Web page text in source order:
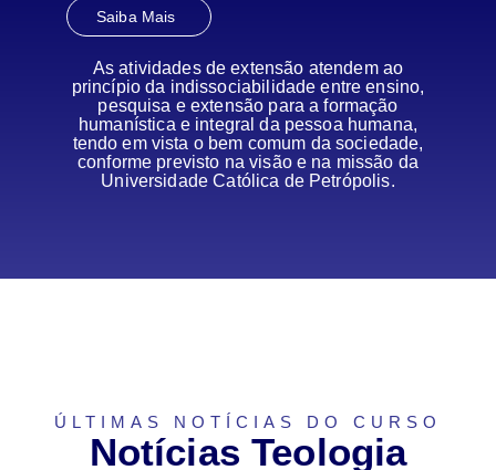
Saiba Mais
As atividades de extensão atendem ao
princípio da indissociabilidade entre ensino,
pesquisa e extensão para a formação
humanística e integral da pessoa humana,
tendo em vista o bem comum da sociedade,
conforme previsto na visão e na missão da
Universidade Católica de Petrópolis.
ÚLTIMAS NOTÍCIAS DO CURSO
Notícias Teologia